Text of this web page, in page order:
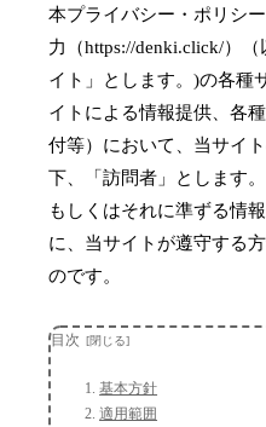
本プライバシー・ポリシ
力（https://denki.click/）
イト」とします。)の各種
イトによる情報提供、各
付等）において、当サイ
下、「訪問者」とします
もしくはそれに準ずる情
に、当サイトが遵守する
のです。
目次
基本方針
適用範囲